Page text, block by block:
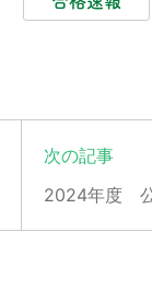
次の記事
2024年度